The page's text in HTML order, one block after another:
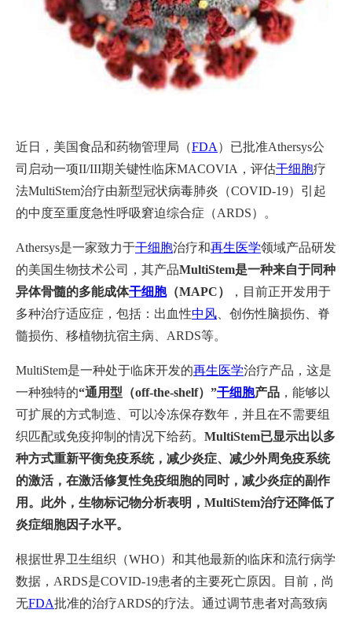
近日，美国食品和药物管理局（FDA ）已批准Athersys公
司启动一项II/III期关键性临床MACOVIA，评估干细胞疗
法MultiStem治疗由新型冠状病毒肺炎（COVID-19）引起
的中度至重度急性呼吸窘迫综合症（ARDS）。
Athersys是一家致力于干细胞治疗和再生医学领域产品研发
的美国生物技术公司，其产品MultiStem是一种来自于同种
异体骨髓的多能成体干细胞（MAPC）
，目前正开发用于
多种治疗适应症，包括：出血性中风 、创伤性脑损伤、脊
髓损伤、移植物抗宿主病、ARDS等。
MultiStem是一种处于临床开发的再生医学治疗产品，这是
一种独特的“通用型（off-the-shelf）”干细胞产品 ，能够以
可扩展的方式制造、可以冷冻保存数年，并且在不需要组
织匹配或免疫抑制的情况下给药。 MultiStem已显示出以多
种方式重新平衡免疫系统，减少炎症、减少外周免疫系统
的激活，在激活修复性免疫细胞的同时，减少炎症的副作
用。此外，生物标记物分析表明，MultiStem治疗还降低了
炎症细胞因子水平。
根据世界卫生组织（WHO）和其他最新的临床和流行病学
数据，ARDS是COVID-19患者的主要死亡原因。目前，尚
无FDA批准的治疗ARDS的疗法。通过调节患者对高致病